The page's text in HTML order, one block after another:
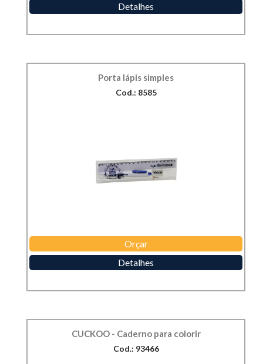
Detalhes
Porta lápis simples
Cod.: 8585
Orçar
Detalhes
CUCKOO - Caderno para colorir
Cod.: 93466